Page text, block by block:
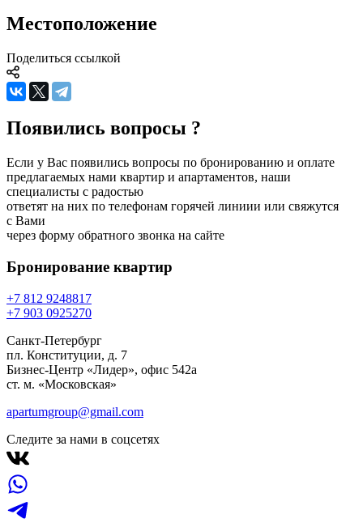
Местоположение
Поделиться ссылкой
Появились вопросы ?
Если у Вас появились вопросы по бронированию и оплате
предлагаемых нами квартир и апартаментов, наши
специалисты с радостью
ответят на них по телефонам горячей линиии или свяжутся
с Вами
через форму обратного звонка на сайте
Бронирование квартир
+7 812 9248817
+7 903 0925270
Санкт-Петербург
пл. Конституции, д. 7
Бизнес-Центр «Лидер», офис 542a
ст. м. «Московская»
apartumgroup@gmail.com
Следите за нами в соцсетях